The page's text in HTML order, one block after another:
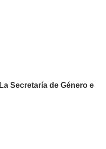
La Secretaría de Género e